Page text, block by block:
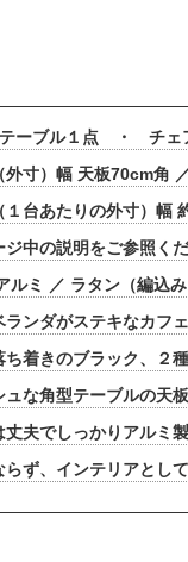
ーブル１点 ・ チェ
外寸）幅 天板70cm
１台あたりの外寸）
中の説明をご参照くだ
ルミ ／ ラタン（編込
ンダがステキなカフ
着きのブラック、２
な角型テーブルの天
夫でしっかりアルミ
ず、インテリアとし